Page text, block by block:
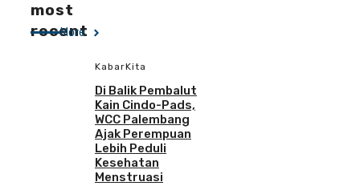
most
recent
More
KabarKita
Di Balik Pembalut
Kain Cindo-Pads,
WCC Palembang
Ajak Perempuan
Lebih Peduli
Kesehatan
Menstruasi